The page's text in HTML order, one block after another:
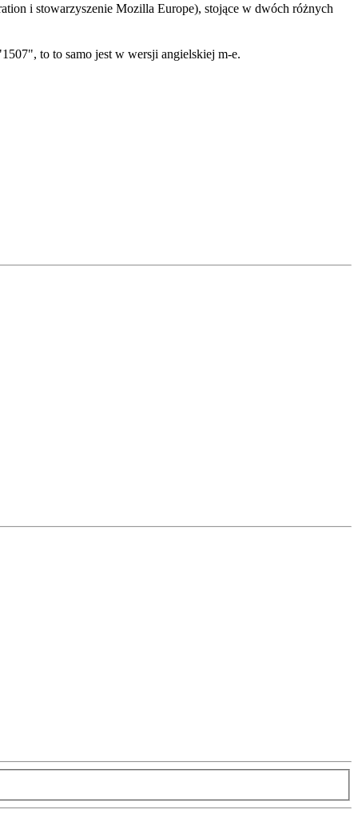
i stowarzyszenie Mozilla Europe), stojące w dwóch różnych
to to samo jest w wersji angielskiej m-e.